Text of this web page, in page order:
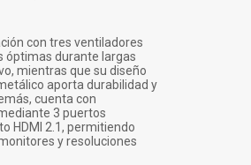
con tres ventiladores
durante largas
mientras que su diseño
aporta durabilidad y
cuenta con
3 puertos
HDMI 2.1, permitiendo
y resoluciones